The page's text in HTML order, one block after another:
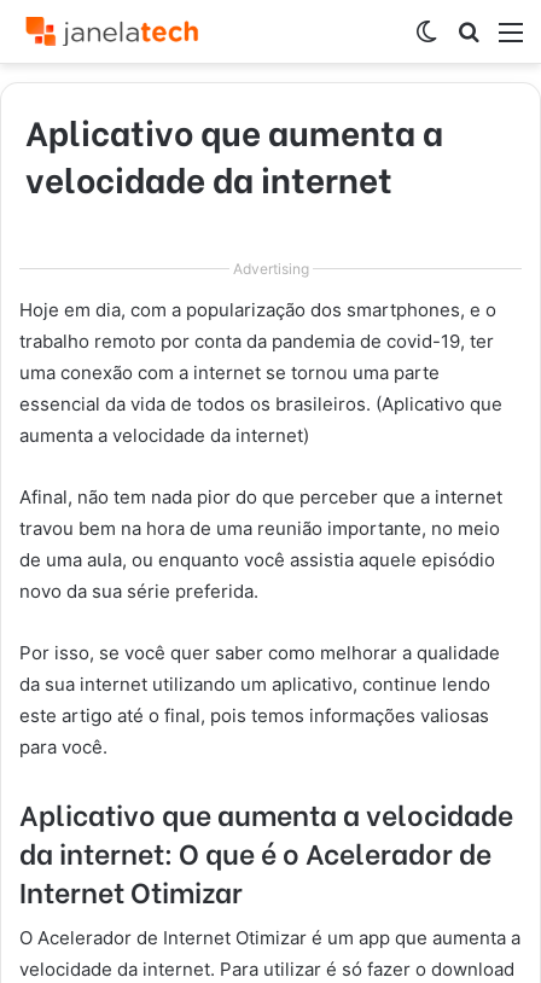
por
Switch
skin
Aplicativo que aumenta a
velocidade da internet
Advertising
Hoje em dia, com a popularização dos smartphones, e o
trabalho remoto por conta da pandemia de covid-19, ter
uma conexão com a internet se tornou uma parte
essencial da vida de todos os brasileiros. (Aplicativo que
aumenta a velocidade da internet)
Afinal, não tem nada pior do que perceber que a internet
travou bem na hora de uma reunião importante, no meio
de uma aula, ou enquanto você assistia aquele episódio
novo da sua série preferida.
Por isso, se você quer saber como melhorar a qualidade
da sua internet utilizando um aplicativo, continue lendo
este artigo até o final, pois temos informações valiosas
para você.
Aplicativo que aumenta a velocidade
da internet: O que é o Acelerador de
Internet Otimizar
O Acelerador de Internet Otimizar é um app que aumenta a
velocidade da internet. Para utilizar é só fazer o download